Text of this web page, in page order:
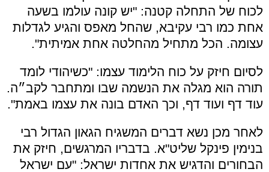
לכוח של התחלה קטנה: "יש קונה עולמו בשעה
אחת כמו רבי עקיבא, שהחל מאפס והגיע לגדלות
עצומה. הכל מתחיל מהחלטה אחת אמיתית".
לסיום חיזק על כוח הלימוד עצמו: "כשיהודי לומד
תורה הוא מגלה את הנשמה שבו ומתחבר לקב״ה.
עוד דף ועוד דף, וכך האדם בונה את עצמו באמת".
לאחר מכן נשא דברים המשגיח הגאון הגדול רבי
בנימין פינקל שליט"א. בדבריו המרגשים, חיזק את
הבחורים והדגיש את אחדות ישראל: "עם ישראל